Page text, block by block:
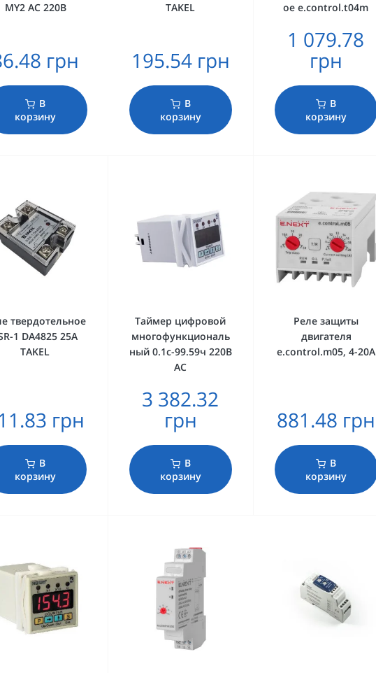
МY2 AC 220В
грн
В
корзину
TAKEL
195.54 грн
В
корзину
ое e.control.t04m
1 079.78
грн
В
корзину
твердотельное
1 DA4825 25А
TAKEL
грн
В
корзину
Таймер цифровой
многофункциональ
ный 0.1с-99.59ч 220В
AC
3 382.32
грн
В
корзину
Реле защиты
двигателя
e.control.m05, 4-20А
881.48 грн
В
корзину